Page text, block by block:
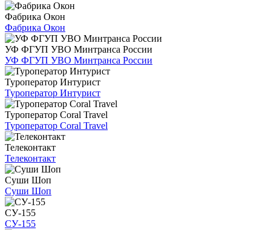
Фабрика Окон
Фабрика Окон
УФ ФГУП УВО Минтранса России
УФ ФГУП УВО Минтранса России
Туроператор Интурист
Туроператор Интурист
Туроператор Coral Travel
Туроператор Coral Travel
Телеконтакт
Телеконтакт
Суши Шоп
Суши Шоп
СУ-155
СУ-155